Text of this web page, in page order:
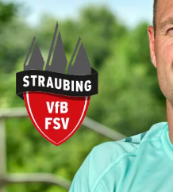
Skip
to
content